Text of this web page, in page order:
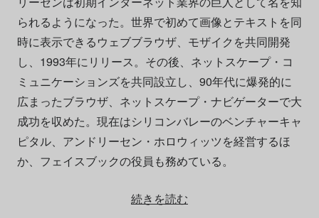
られるようになった。世界で初めて画像とテキストを同
時に表示できるウェブブラウザ、モザイクを共同開発
し、1993年にリリース。その後、ネットスケープ・コ
ミュニケーションズを共同設立し、90年代に爆発的に
広まったブラウザ、ネットスケープ・ナビゲーターで大
成功を収めた。現在はシリコンバレーのベンチャーキャ
ピタル、アンドリーセン・ホロウィッツを経営するほ
か、フェイスブックの役員も務めている。
続きを読む